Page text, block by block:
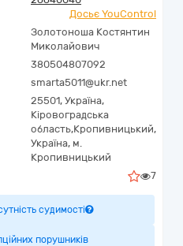
Досьє YouControl
Золотоноша Костянтин
Миколайович
380504807092
smarta5011@ukr.net
25501, Україна,
Кіровоградська
область,Кропивницький,
Україна, м.
Кропивницький
7
судимості
порушників